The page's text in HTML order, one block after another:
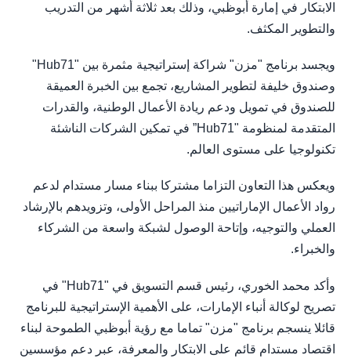
الابتكار في إمارة أبوظبي، وذلك بعد ثلاثة أشهر من التدريب
والتطوير المكثف.
ويجسد برنامج "مزن" شراكة إستراتيجية مثمرة بين "Hub71"
وصندوق خليفة لتطوير المشاريع، تجمع بين الخبرة العميقة
للصندوق في تمويل ودعم ريادة الأعمال الوطنية، والقدرات
المتقدمة لمنظومة "Hub71” في تمكين الشركات الناشئة
تكنولوجيا على مستوى العالم.
ويعكس هذا التعاون التزاما مشتركا ببناء مسار مستدام لدعم
رواد الأعمال الإماراتيين منذ المراحل الأولى، وتزويدهم بالإرشاد
العملي والتوجيه، وإتاحة الوصول لشبكة واسعة من الشركاء
والخبراء.
وأكد محمد الخوري، رئيس قسم التسويق في "Hub71" في
تصريح لوكالة أنباء الإمارات، على الأهمية الإستراتيجية للبرنامج
قائلا ينسجم برنامج "مزن" تماما مع رؤية أبوظبي الطموحة لبناء
اقتصاد مستدام قائم على الابتكار والمعرفة، عبر دعم مؤسسين